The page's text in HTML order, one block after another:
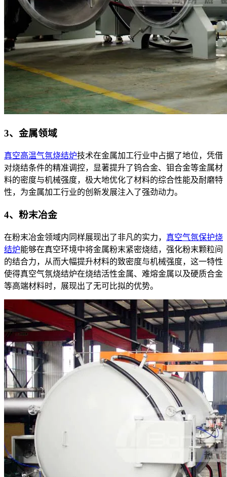
3、金属领域
真空高温气氛烧结炉技术在金属加工行业中占据了地位，凭借
对烧结条件的精准调控，显著提升了钨合金、钼合金等金属材
料的密度与机械强度，极大地优化了材料的综合性能及耐磨特
性，为金属加工行业的创新发展注入了强劲动力。
4、粉末冶金
在粉末冶金领域内同样展现出了非凡的实力， 真空气氛保护烧
结炉能够在真空环境中将金属粉末紧密烧结，强化粉末颗粒间
的结合力，从而大幅提升材料的致密度与机械强度，这一特性
使得真空气氛烧结炉在烧结活性金属、难熔金属以及硬质合金
等高端材料时，展现出了无可比拟的优势。